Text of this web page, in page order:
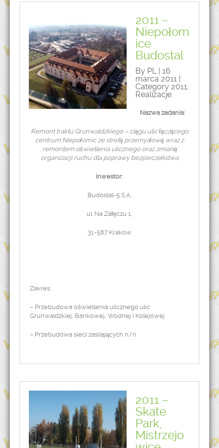
2011 –
Niepołom
ice
Budostal
By PL | 16
marca 2011 |
Category 2011,
Realizacje
Nazwa zadania:
Remont traktu Grunwaldzkiego – ciągu ulic łączącego
centrum Niepołomic ze strefą przemysłową wraz z
remontem oświetlenia ulicznego oraz zmianą
organizacji ruchu dla poprawy bezpieczeństwa
Inwestor:
Budostal-5 S.A,
ul. Na Załęczu 1,
31-587 Kraków
Zakres:
– Przebudowa oświetlenia ulicznego ulic
Grunwaldzkiej, Bankowej, Wodnej i Kolejowej
– Przebudowa sieci zasilających n/n
2011 –
Skate
Park,
Mistrzejo